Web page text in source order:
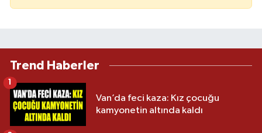
Trend Haberler
Van’da feci kaza: Kız çocuğu
kamyonetin altında kaldı